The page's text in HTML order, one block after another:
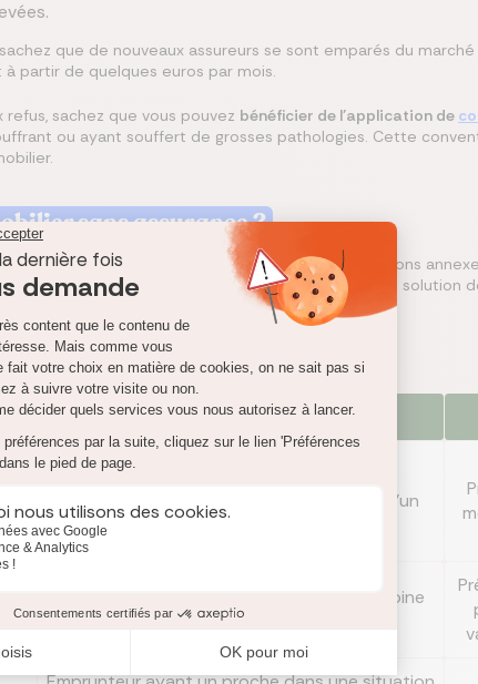
sachez que de nouveaux assureurs se sont emparés du
partir de quelques euros par mois.
sachez que vous pouvez bénéficier de l’application de
ou ayant souffert de grosses pathologies. Cette
sans assurance ?
votre emprunt bancaire, sachez que d'autres solutions
peut proposer de mettre en place une autre solution
de prêt immobilier :
Pour qui ?
Pour de "très bons profils” (revenus ou
patrimoine conséquents) dans le cadre d'un
crédit court et peu important
Pour un emprunteur possédant un patrimoine
immobilier conséquent